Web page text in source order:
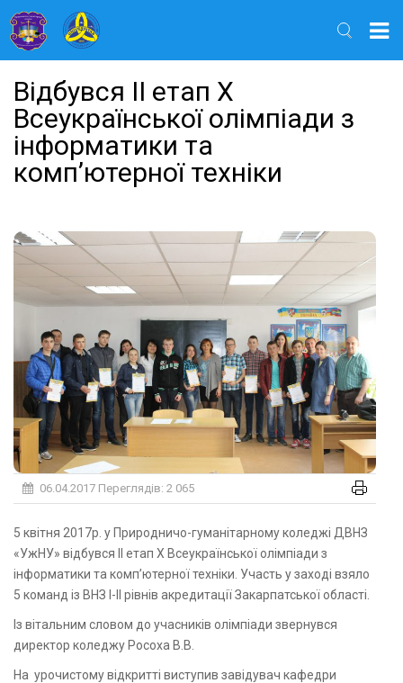
Відбувся II етап X
Всеукраїнської олімпіади з
інформатики та
комп’ютерної техніки
06.04.2017 Переглядів: 2 065
5 квітня 2017р. у Природничо-гуманітарному коледжі ДВНЗ
«УжНУ» відбувся II етап X Всеукраїнської олімпіади з
інформатики та комп’ютерної техніки. Участь у заході взяло
5 команд із ВНЗ I-II рівнів акредитації Закарпатської області.
Із вітальним словом до учасників олімпіади звернувся
директор коледжу Росоха В.В.
На урочистому відкритті виступив завідувач кафедри